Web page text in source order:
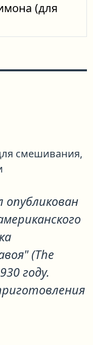
(для
смешивания,
(The
году.